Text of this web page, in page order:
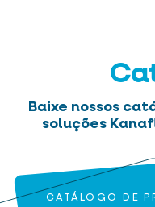
Baixe nossos
soluções
CATÁLOGO DE